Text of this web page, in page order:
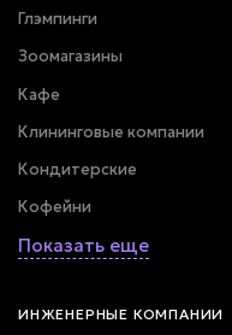
Глэмпинги
Зоомагазины
Кафе
Клининговые компании
Кондитерские
Кофейни
Показать еще
ИНЖЕНЕРНЫЕ КОМПАНИИ